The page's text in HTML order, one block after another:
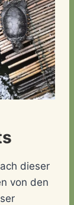
dieser
von den